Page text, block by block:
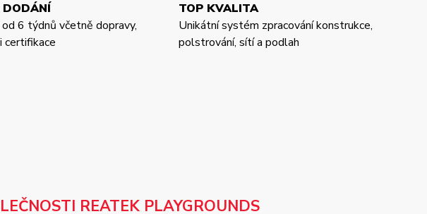
DODÁNÍ
od 6 týdnů včetně dopravy,
certifikace
TOP KVALITA
Unikátní systém zpracování konstrukce,
polstrování, sítí a podlah
REATEK PLAYGROUNDS